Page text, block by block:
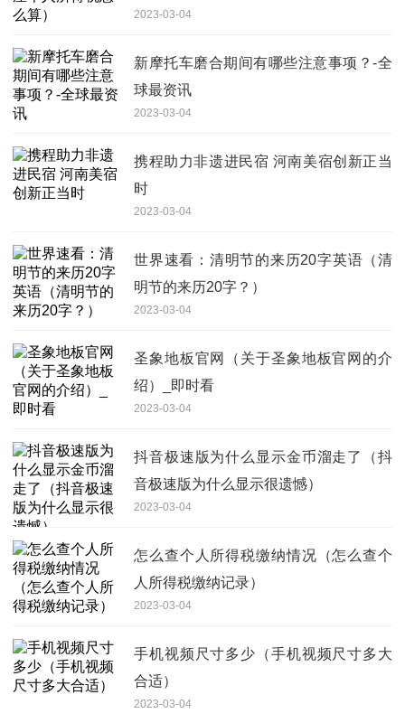
2023-03-04
新摩托车磨合期间有哪些注意事项？-全
球最资讯
2023-03-04
携程助力非遗进民宿 河南美宿创新正当
时
2023-03-04
世界速看：清明节的来历20字英语（清
明节的来历20字？）
2023-03-04
圣象地板官网（关于圣象地板官网的介
绍）_即时看
2023-03-04
抖音极速版为什么显示金币溜走了（抖
音极速版为什么显示很遗憾）
2023-03-04
怎么查个人所得税缴纳情况（怎么查个
人所得税缴纳记录）
2023-03-04
手机视频尺寸多少（手机视频尺寸多大
合适）
2023-03-04